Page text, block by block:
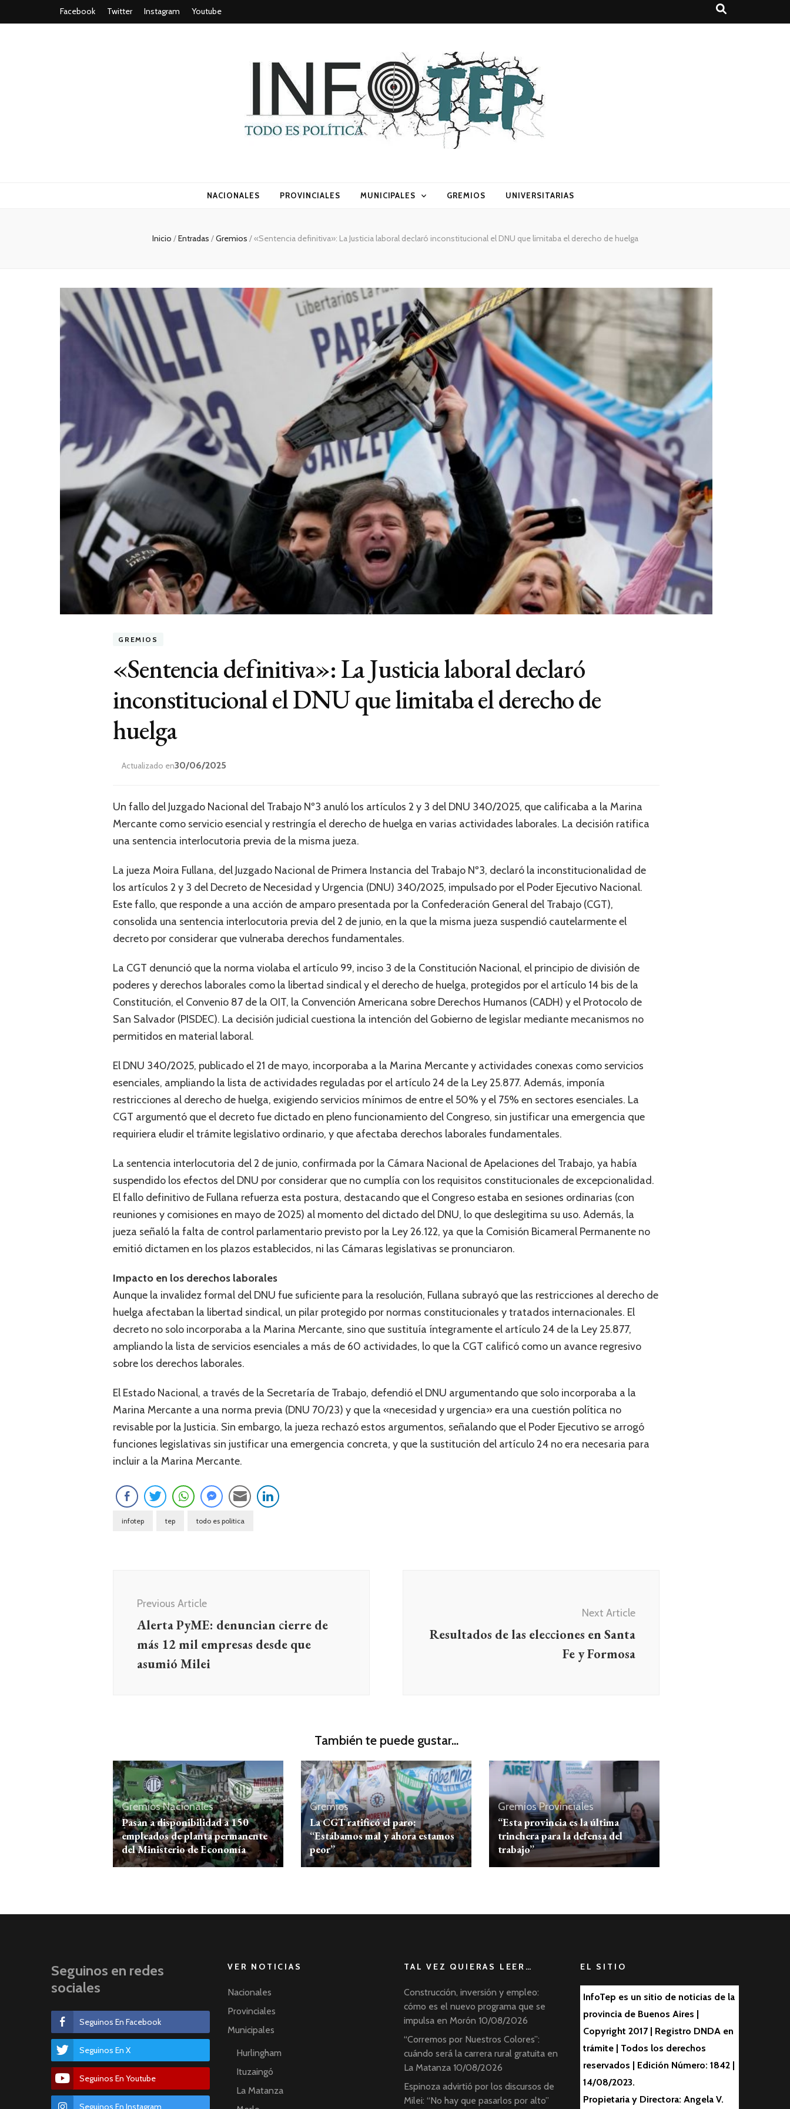
Facebook Twitter Instagram Youtube
Todo es (rosca) política
NACIONALES PROVINCIALES MUNICIPALES GREMIOS UNIVERSITARIAS
Inicio /Entradas /Gremios /«Sentencia definitiva»: La Justicia laboral declaró inconstitucional el DNU que limitaba el derecho de huelga
GREMIOS
«Sentencia definitiva»: La Justicia laboral declaró
inconstitucional el DNU que limitaba el derecho de
huelga
Actualizado en30/06/2025
Un fallo del Juzgado Nacional del Trabajo Nº3 anuló los artículos 2 y 3 del DNU 340/2025, que calificaba a la Marina
Mercante como servicio esencial y restringía el derecho de huelga en varias actividades laborales. La decisión ratifica
una sentencia interlocutoria previa de la misma jueza.
La jueza Moira Fullana, del Juzgado Nacional de Primera Instancia del Trabajo Nº3, declaró la inconstitucionalidad de
los artículos 2 y 3 del Decreto de Necesidad y Urgencia (DNU) 340/2025, impulsado por el Poder Ejecutivo Nacional.
Este fallo, que responde a una acción de amparo presentada por la Confederación General del Trabajo (CGT),
consolida una sentencia interlocutoria previa del 2 de junio, en la que la misma jueza suspendió cautelarmente el
decreto por considerar que vulneraba derechos fundamentales.
La CGT denunció que la norma violaba el artículo 99, inciso 3 de la Constitución Nacional, el principio de división de
poderes y derechos laborales como la libertad sindical y el derecho de huelga, protegidos por el artículo 14 bis de la
Constitución, el Convenio 87 de la OIT, la Convención Americana sobre Derechos Humanos (CADH) y el Protocolo de
San Salvador (PISDEC). La decisión judicial cuestiona la intención del Gobierno de legislar mediante mecanismos no
permitidos en material laboral.
El DNU 340/2025, publicado el 21 de mayo, incorporaba a la Marina Mercante y actividades conexas como servicios
esenciales, ampliando la lista de actividades reguladas por el artículo 24 de la Ley 25.877. Además, imponía
restricciones al derecho de huelga, exigiendo servicios mínimos de entre el 50% y el 75% en sectores esenciales. La
CGT argumentó que el decreto fue dictado en pleno funcionamiento del Congreso, sin justificar una emergencia que
requiriera eludir el trámite legislativo ordinario, y que afectaba derechos laborales fundamentales.
La sentencia interlocutoria del 2 de junio, confirmada por la Cámara Nacional de Apelaciones del Trabajo, ya había
suspendido los efectos del DNU por considerar que no cumplía con los requisitos constitucionales de excepcionalidad.
El fallo definitivo de Fullana refuerza esta postura, destacando que el Congreso estaba en sesiones ordinarias (con
reuniones y comisiones en mayo de 2025) al momento del dictado del DNU, lo que deslegitima su uso. Además, la
jueza señaló la falta de control parlamentario previsto por la Ley 26.122, ya que la Comisión Bicameral Permanente no
emitió dictamen en los plazos establecidos, ni las Cámaras legislativas se pronunciaron.
Impacto en los derechos laborales
Aunque la invalidez formal del DNU fue suficiente para la resolución, Fullana subrayó que las restricciones al derecho de
huelga afectaban la libertad sindical, un pilar protegido por normas constitucionales y tratados internacionales. El
decreto no solo incorporaba a la Marina Mercante, sino que sustituía íntegramente el artículo 24 de la Ley 25.877,
ampliando la lista de servicios esenciales a más de 60 actividades, lo que la CGT calificó como un avance regresivo
sobre los derechos laborales.
El Estado Nacional, a través de la Secretaría de Trabajo, defendió el DNU argumentando que solo incorporaba a la
Marina Mercante a una norma previa (DNU 70/23) y que la «necesidad y urgencia» era una cuestión política no
revisable por la Justicia. Sin embargo, la jueza rechazó estos argumentos, señalando que el Poder Ejecutivo se arrogó
funciones legislativas sin justificar una emergencia concreta, y que la sustitución del artículo 24 no era necesaria para
incluir a la Marina Mercante.
infotep tep todo es politica
entradas
Previous Article
Alerta PyME: denuncian cierre de
más 12 mil empresas desde que
asumió Milei
Next Article
Resultados de las elecciones en Santa
Fe y Formosa
También te puede gustar...
GremiosNacionales
Pasan a disponibilidad a 150
empleados de planta permanente
del Ministerio de Economía
Gremios
La CGT ratificó el paro:
“Estábamos mal y ahora estamos
peor”
GremiosProvinciales
“Esta provincia es la última
trinchera para la defensa del
trabajo”
Seguinos en redes
sociales
Seguinos En Facebook
Seguinos En X
Seguinos En Youtube
Seguinos En Instagram
VER NOTICIAS
Nacionales
Provinciales
Municipales
Hurlingham
Ituzaingó
La Matanza
TAL VEZ QUIERAS LEER…
Construcción, inversión y empleo:
cómo es el nuevo programa que se
impulsa en Morón 10/08/2026
“Corremos por Nuestros Colores”:
cuándo será la carrera rural gratuita en
La Matanza 10/08/2026
Espinoza advirtió por los discursos de
Milei: “No hay que pasarlos por alto”
EL SITIO
InfoTep es un sitio de noticias de la
provincia de Buenos Aires |
Copyright 2017 | Registro DNDA en
trámite | Todos los derechos
reservados | Edición Número: 1842 |
14/08/2023.
Propietaria y Directora: Angela V.